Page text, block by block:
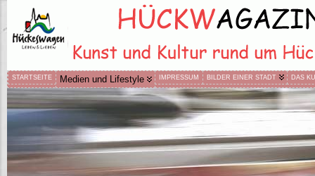
STARTSEITE Medien und Lifestyle IMPRESSUM BILDER EINER STADT DAS